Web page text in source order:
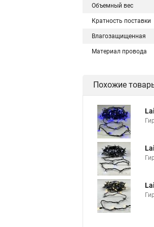
Объемный вес
Кратность поставки
Влагозащищенная
Материал провода
Похожие